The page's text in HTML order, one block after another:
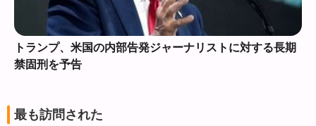
トランプ、米国の内部告発ジャーナリストに対する長期
禁固刑を予告
最も訪問された